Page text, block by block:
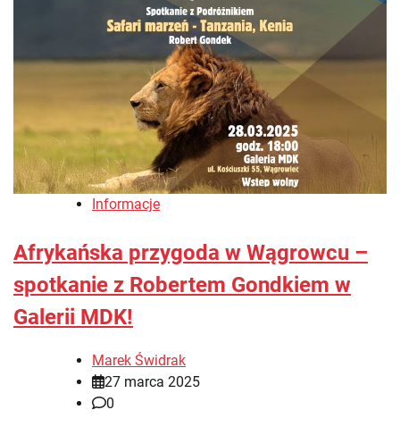
Informacje
Afrykańska przygoda w Wągrowcu –
spotkanie z Robertem Gondkiem w
Galerii MDK!
Marek Świdrak
27 marca 2025
0